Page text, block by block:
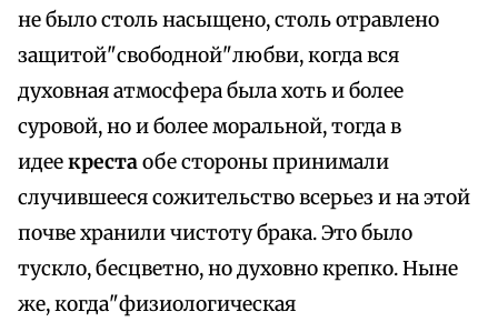
не было столь насыщено, столь отравлено
защитой"свободной"любви, когда вся
духовная атмосфера была хоть и более
суровой, но и более моральной, тогда в
идеекрестаобе стороны принимали
случившееся сожительство всерьез и на этой
почве хранили чистоту брака. Это было
тускло, бесцветно, но духовно крепко. Ныне
же, когда"физиологическая